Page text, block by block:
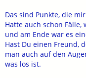
Das sind Punkte, die
Hatte auch schon
und am Ende war es
Hast Du einen Freund,
man auch auf den
was los ist.